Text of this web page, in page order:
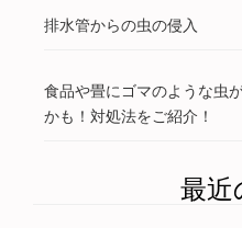
排水管からの虫の侵入
食品や畳にゴマのような虫
かも！対処法をご紹介！
最近